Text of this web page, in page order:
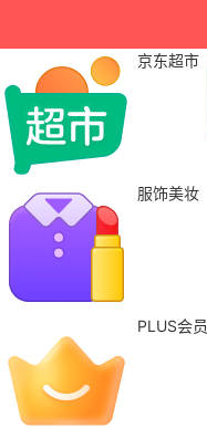
京东超市
服饰美妆
PLUS会员